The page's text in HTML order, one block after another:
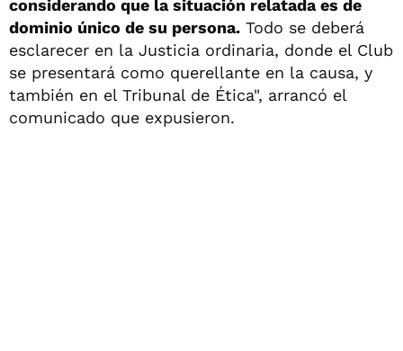
considerando que la situación relatada es de
dominio único de su persona. Todo se deberá
esclarecer en la Justicia ordinaria, donde el Club
se presentará como querellante en la causa, y
también en el Tribunal de Ética", arrancó el
comunicado que expusieron.